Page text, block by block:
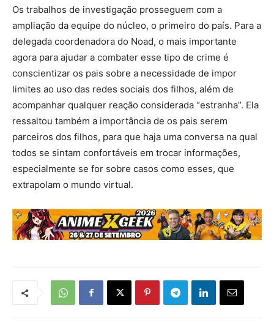
Os trabalhos de investigação prosseguem com a
ampliação da equipe do núcleo, o primeiro do país. Para a
delegada coordenadora do Noad, o mais importante
agora para ajudar a combater esse tipo de crime é
conscientizar os pais sobre a necessidade de impor
limites ao uso das redes sociais dos filhos, além de
acompanhar qualquer reação considerada “estranha”. Ela
ressaltou também a importância de os pais serem
parceiros dos filhos, para que haja uma conversa na qual
todos se sintam confortáveis em trocar informações,
especialmente se for sobre casos como esses, que
extrapolam o mundo virtual.